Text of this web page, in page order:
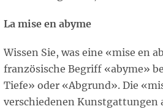
La mise en abyme
Wissen Sie, was eine «mise en
französische Begriff «abyme»
Tiefe» oder «Abgrund». Die
verschiedenen Kunstgattungen